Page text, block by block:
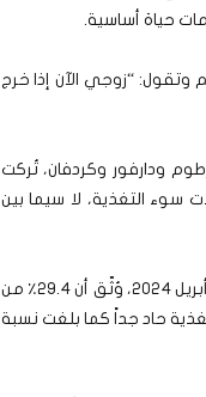
وتقول: “زوجي الآن إذا خرج
ودارفور وكردفان، تُركت
التغذية، لا سيما بين
ففي تحليل تغذوي شامل نشره تجمع التغذية السوداني بالتعاون مع الجهات الصحية في أبريل 2024، وُثّق أن 29.4٪ من
تغذية حاد بينهم 8.2٪ في حالات سوء تغذية حاد جداً كما بلغت نسبة